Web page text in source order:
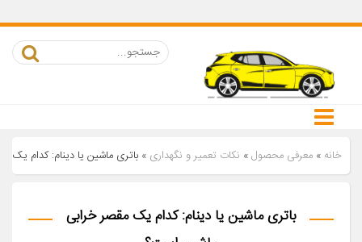
خانه » معرفی محصول» نکات تعمیر و نگهداری » باتری ماشین یا دینام: کدام
باتری ماشین یا دینام: کدام یک مقصر خرابی